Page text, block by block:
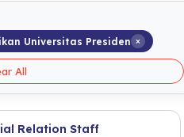
Universitas Presiden ×
All
Relation Staff